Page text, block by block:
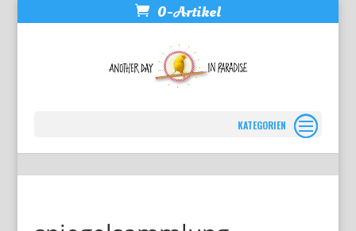
0-Artikel